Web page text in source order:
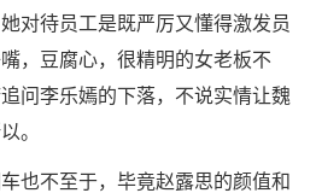
对待员工是既严厉又懂得激发员
，豆腐心，很精明的女老板不
问李乐嫣的下落，不说实情让魏
。
也不至于，毕竟赵露思的颜值和